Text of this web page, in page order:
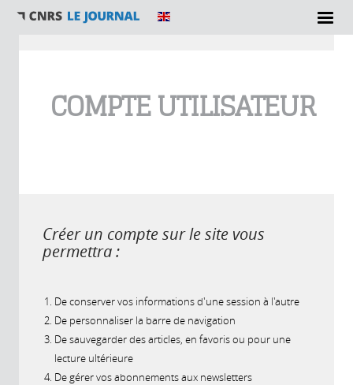
COMPTE UTILISATEUR
Créer un compte sur le site vous
permettra :
De conserver vos informations d'une session à l'autre
De personnaliser la barre de navigation
De sauvegarder des articles, en favoris ou pour une
lecture ultérieure
De gérer vos abonnements aux newsletters